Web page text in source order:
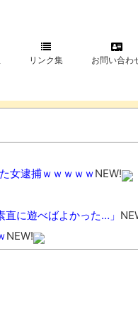
リンク集 お問い合わ
女逮捕ｗｗｗｗｗNEW!
に遊べばよかった…」
NEW!
の批判が寄せられる
モをしよう！」←どうすり